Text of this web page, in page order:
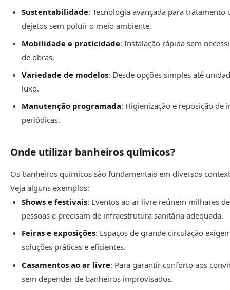
Sustentabilidade: Tecnologia avançada para tratamento
dejetos sem poluir o meio ambiente.
Mobilidade e praticidade: Instalação rápida sem
de obras.
Variedade de modelos: Desde opções simples até
luxo.
Manutenção programada: Higienização e reposição de
periódicas.
Onde utilizar banheiros químicos?
Os banheiros químicos são fundamentais em diversos
Veja alguns exemplos:
Shows e festivais: Eventos ao ar livre reúnem milhares de
pessoas e precisam de infraestrutura sanitária adequada.
Feiras e exposições: Espaços de grande circulação
soluções práticas e eficientes.
Casamentos ao ar livre: Para garantir conforto aos
sem depender de banheiros improvisados.